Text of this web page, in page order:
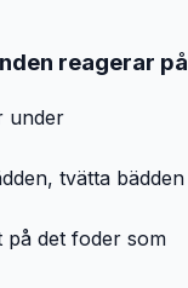
reagerar på
under
tvätta bädden
på det foder som